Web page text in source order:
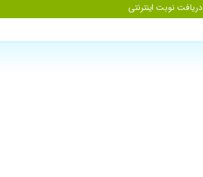
دریافت نوبت اینترنتی